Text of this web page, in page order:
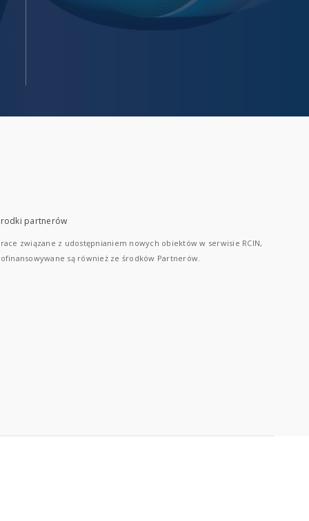
partnerów
związane z udostępnianiem nowych obiektów w serwisie RCIN,
są również ze środków Partnerów.